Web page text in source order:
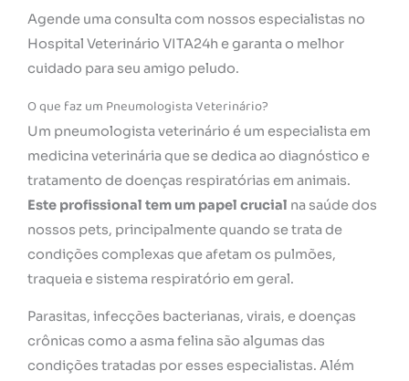
Agende uma consulta com nossos especialistas no
Hospital Veterinário VITA24h e garanta o melhor
cuidado para seu amigo peludo.
O que faz um Pneumologista Veterinário?
Um pneumologista veterinário é um especialista em
medicina veterinária que se dedica ao diagnóstico e
tratamento de doenças respiratórias em animais.
Este profissional tem um papel crucial na saúde dos
nossos pets, principalmente quando se trata de
condições complexas que afetam os pulmões,
traqueia e sistema respiratório em geral.
Parasitas, infecções bacterianas, virais, e doenças
crônicas como a asma felina são algumas das
condições tratadas por esses especialistas. Além